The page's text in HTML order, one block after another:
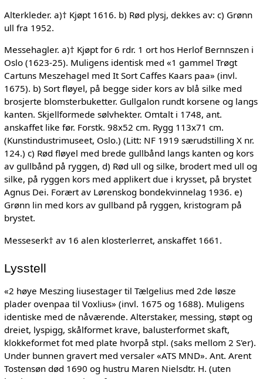
Alterkleder. a)† Kjøpt 1616. b) Rød plysj, dekkes av: c) Grønn
ull fra 1952.
Messehagler. a)† Kjøpt for 6 rdr. 1 ort hos Herlof Bernnszen i
Oslo (1623-25). Muligens identisk med «1 gammel Trøgt
Cartuns Meszehagel med It Sort Caffes Kaars paa» (invl.
1675). b) Sort fløyel, på begge sider kors av blå silke med
brosjerte blomsterbuketter. Gullgalon rundt korsene og langs
kanten. Skjellformede sølvhekter. Omtalt i 1748, ant.
anskaffet like før. Forstk. 98x52 cm. Rygg 113x71 cm.
(Kunstindustrimuseet, Oslo.) (Litt: NF 1919 særudstilling X nr.
124.) c) Rød fløyel med brede gullbånd langs kanten og kors
av gullbånd på ryggen, d) Rød ull og silke, brodert med ull og
silke, på ryggen kors med applikert due i krysset, på brystet
Agnus Dei. Forært av Lørenskog bondekvinnelag 1936. e)
Grønn lin med kors av gullband på ryggen, kristogram på
brystet.
Messeserk† av 16 alen klosterlerret, anskaffet 1661.
Lysstell
«2 høye Meszing liusestager til Tælgelius med 2de løsze
plader ovenpaa til Voxlius» (invl. 1675 og 1688). Muligens
identiske med de nåværende. Alterstaker, messing, støpt og
dreiet, lyspigg, skålformet krave, balusterformet skaft,
klokkeformet fot med plate hvorpå stpl. (saks mellom 2 S'er).
Under bunnen gravert med versaler «ATS MND». Ant. Arent
Tostensøn død 1690 og hustru Maren Nielsdtr. H. (uten